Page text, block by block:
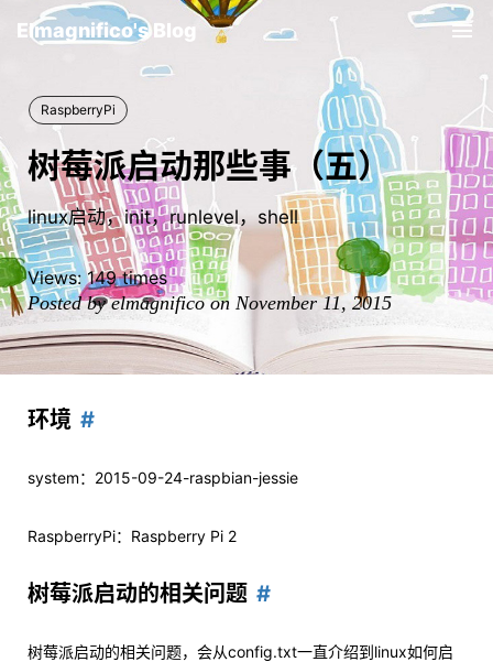
Elmagnifico's Blog
RaspberryPi
树莓派启动那些事（五）
linux启动，init，runlevel，shell
Views:149times
Posted by elmagnifico on November 11, 2015
环境
system：2015-09-24-raspbian-jessie
RaspberryPi：Raspberry Pi 2
树莓派启动的相关问题
树莓派启动的相关问题，会从config.txt一直介绍到linux如何启